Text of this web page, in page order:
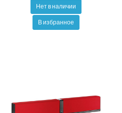
Нет в наличии
В избранное